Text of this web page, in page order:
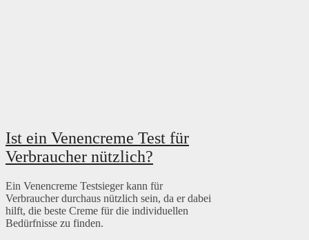
Ist ein Venencreme Test für
Verbraucher nützlich?
Ein Venencreme Testsieger kann für
Verbraucher durchaus nützlich sein, da er dabei
hilft, die beste Creme für die individuellen
Bedürfnisse zu finden.